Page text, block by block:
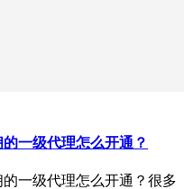
一级代理怎么开通？
一级代理怎么开通？很多